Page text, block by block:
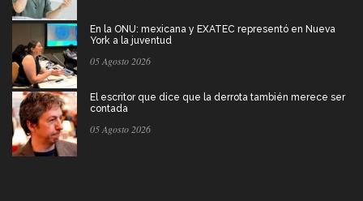
En la ONU: mexicana y EXATEC representó en Nueva
York a la juventud
05 Agosto 2026
El escritor que dice que la derrota también merece ser
contada
05 Agosto 2026